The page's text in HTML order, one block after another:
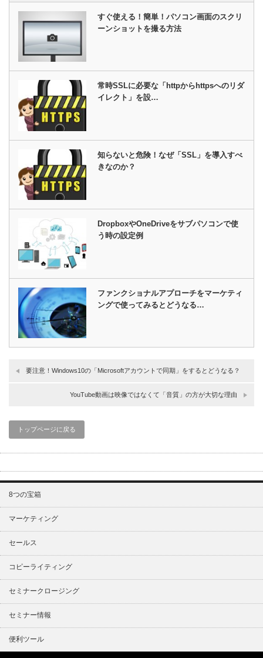
すぐ使える！簡単！パソコン画面のスクリ
ーンショットを撮る方法
常時SSLに必要な「httpからhttpsへのリダ
イレクト」を設…
知らないと危険！なぜ「SSL」を導入すべ
きなのか？
DropboxやOneDriveをサブパソコンで使
う時の設定例
ファンクショナルアプローチをマーケティ
ングで使ってみるとどうなる…
要注意！Windows10の「Microsoftアカウントで同期」をするとどうなる？
YouTube動画は映像ではなくて「音質」の方が大切な理由
トップページに戻る
8つの宝箱
マーケティング
セールス
コピーライティング
セミナークロージング
セミナー情報
便利ツール